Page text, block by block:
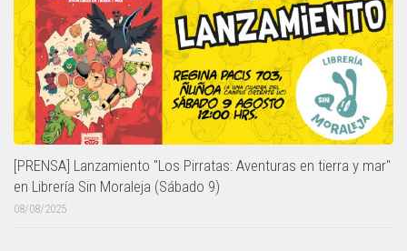
[PRENSA] Lanzamiento "Los Pirratas: Aventuras en tierra y mar"
en Librería Sin Moraleja (Sábado 9)
08/08/2025